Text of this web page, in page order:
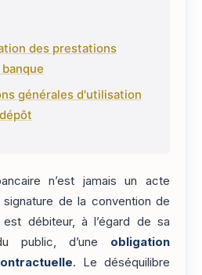
des prestations
générales d'utilisation
n’est jamais un acte
de la convention de
débiteur, à l’égard de sa
public, d’une obligation
. Le déséquilibre